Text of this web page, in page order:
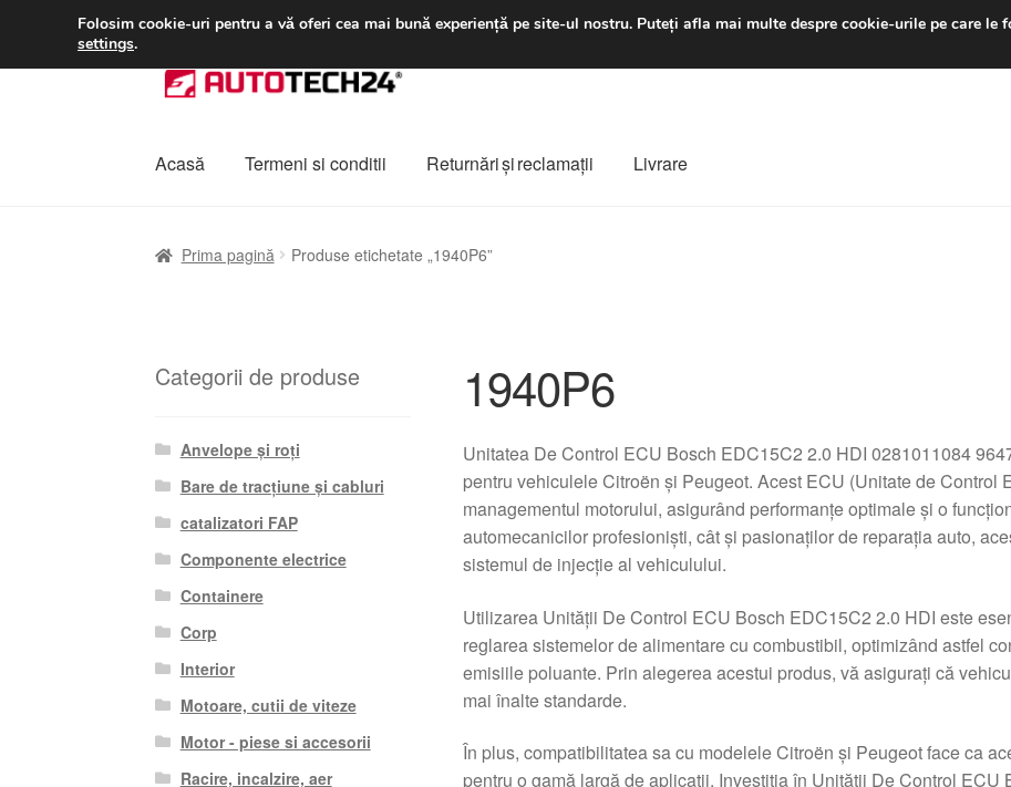
LIVRARE de la 33 lei luni-vineri 9 a.m. - 4
Sari
la
Sari
la
Acasă Termeni si conditii Returnări şi reclamații Livrare
Prima pagină Produse etichetate „1940P6”
1940P6
Unitatea De Control ECU Bosch EDC15C2 2.0 HDI 0281011084
pentru vehiculele Citroën și Peugeot. Acest ECU (Unitate de Control
managementul motorului, asigurând performanțe optimale și o
automecanicilor profesioniști, cât și pasionaților de reparația auto,
sistemul de injecție al vehiculului.
Utilizarea Unității De Control ECU Bosch EDC15C2 2.0 HDI este
reglarea sistemelor de alimentare cu combustibil, optimizând astfel
emisiile poluante. Prin alegerea acestui produs, vă asigurați că
mai înalte standarde.
În plus, compatibilitatea sa cu modelele Citroën și Peugeot face ca
pentru o gamă largă de aplicații. Investiția în Unității De Control
Categorii de produse
Anvelope și roți
Bare de tracțiune și cabluri
catalizatori FAP
Componente electrice
Containere
Corp
Interior
Motoare, cutii de viteze
Motor - piese si accesorii
Racire, incalzire, aer
Folosim cookie-uri pentru a vă oferi cea mai bună experiență pe site-ul nostru. Puteți afla mai multe despre cookie-urile pe care le
settings.